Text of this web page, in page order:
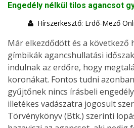
Engedély nélkül tilos agancsot
Hírszerkesztő: Erdő-Mező
Már elkezdődött és a következő
gímbikák agancshullatási
indulnak az erdőre, hogy
koronákat. Fontos tudni
gyűjtőnek nincs írásbeli
illetékes vadászatra jogosult
Törvénykönyv (Btk.) szerinti